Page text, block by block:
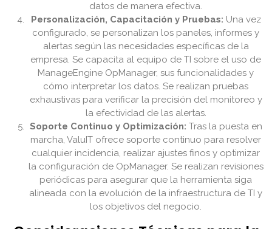
datos de manera efectiva.
Personalización, Capacitación y Pruebas: Una vez
configurado, se personalizan los paneles, informes y
alertas según las necesidades específicas de la
empresa. Se capacita al equipo de TI sobre el uso de
ManageEngine OpManager, sus funcionalidades y
cómo interpretar los datos. Se realizan pruebas
exhaustivas para verificar la precisión del monitoreo y
la efectividad de las alertas.
Soporte Continuo y Optimización: Tras la puesta en
marcha, ValuIT ofrece soporte continuo para resolver
cualquier incidencia, realizar ajustes finos y optimizar
la configuración de OpManager. Se realizan revisiones
periódicas para asegurar que la herramienta siga
alineada con la evolución de la infraestructura de TI y
los objetivos del negocio.